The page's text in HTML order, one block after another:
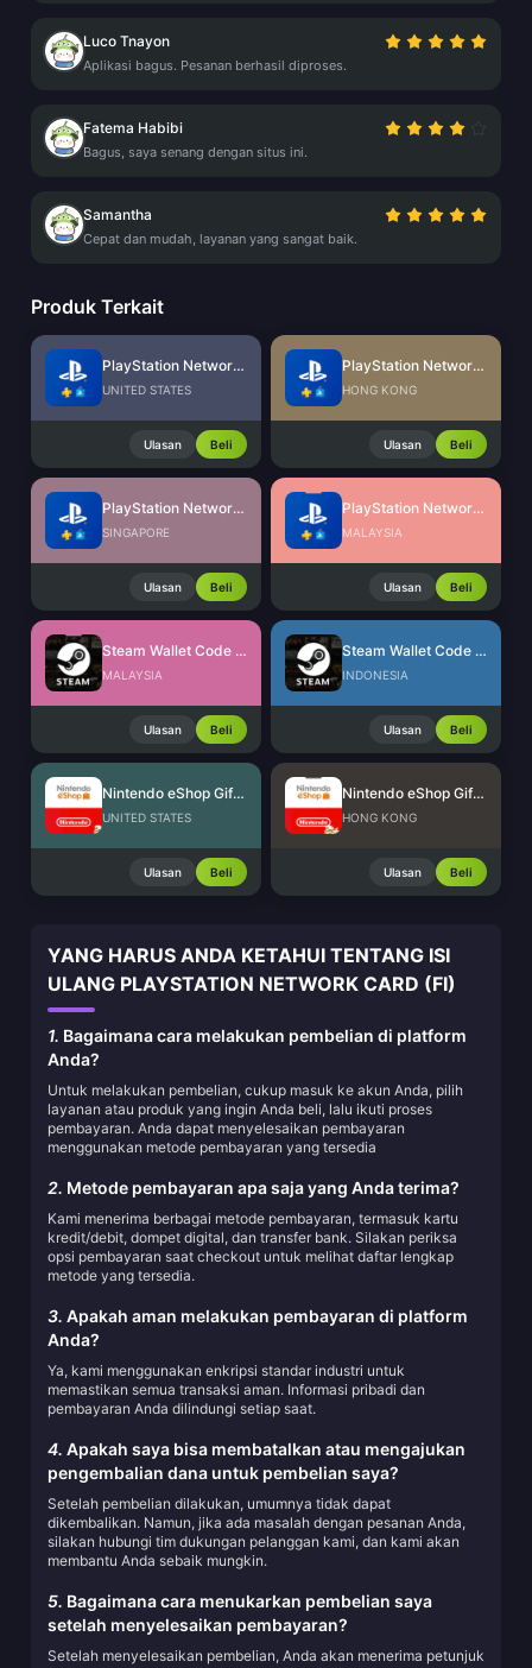
Luco Tnayon
Aplikasi bagus. Pesanan berhasil diproses.
Fatema Habibi
Bagus, saya senang dengan situs ini.
Samantha
Cepat dan mudah, layanan yang sangat baik.
Produk Terkait
PlayStation Network Card (US)
UNITED STATES
Ulasan Beli
PlayStation Network Card (HK)
HONG KONG
Ulasan Beli
PlayStation Network Card (SG)
SINGAPORE
Ulasan Beli
PlayStation Network Card (MY)
MALAYSIA
Ulasan Beli
Steam Wallet Code (MYR)
MALAYSIA
Ulasan Beli
Steam Wallet Code (IDR)
INDONESIA
Ulasan Beli
Nintendo eShop Gift Card (US)
UNITED STATES
Ulasan Beli
Nintendo eShop Gift Card (HK)
HONG KONG
Ulasan Beli
YANG HARUS ANDA KETAHUI TENTANG ISI
ULANG PLAYSTATION NETWORK CARD (FI)
1. Bagaimana cara melakukan pembelian di platform
Anda?
Untuk melakukan pembelian, cukup masuk ke akun Anda, pilih
layanan atau produk yang ingin Anda beli, lalu ikuti proses
pembayaran. Anda dapat menyelesaikan pembayaran
menggunakan metode pembayaran yang tersedia
2. Metode pembayaran apa saja yang Anda terima?
Kami menerima berbagai metode pembayaran, termasuk kartu
kredit/debit, dompet digital, dan transfer bank. Silakan periksa
opsi pembayaran saat checkout untuk melihat daftar lengkap
metode yang tersedia.
3. Apakah aman melakukan pembayaran di platform
Anda?
Ya, kami menggunakan enkripsi standar industri untuk
memastikan semua transaksi aman. Informasi pribadi dan
pembayaran Anda dilindungi setiap saat.
4. Apakah saya bisa membatalkan atau mengajukan
pengembalian dana untuk pembelian saya?
Setelah pembelian dilakukan, umumnya tidak dapat
dikembalikan. Namun, jika ada masalah dengan pesanan Anda,
silakan hubungi tim dukungan pelanggan kami, dan kami akan
membantu Anda sebaik mungkin.
5. Bagaimana cara menukarkan pembelian saya
setelah menyelesaikan pembayaran?
Setelah menyelesaikan pembelian, Anda akan menerima petunjuk